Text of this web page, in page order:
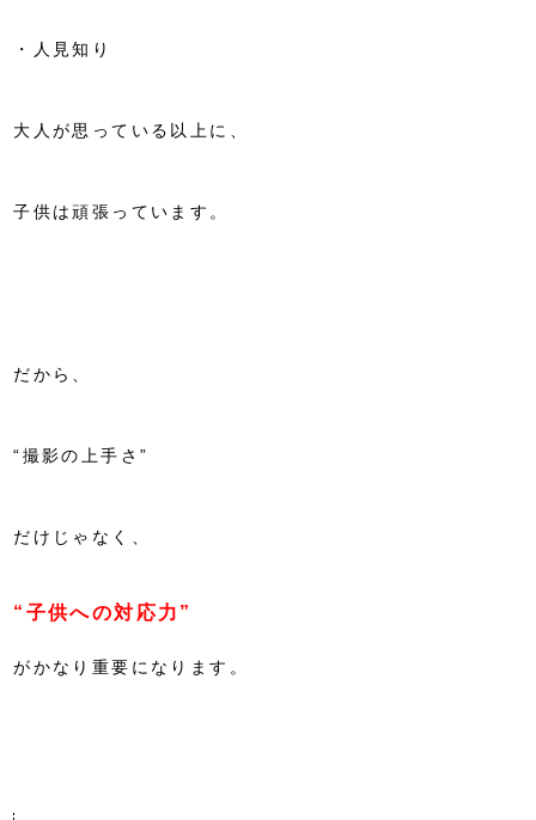
・人見知り
大人が思っている以上に、
子供は頑張っています。
だから、
“撮影の上手さ”
だけじゃなく、
“子供への対応力”
がかなり重要になります。